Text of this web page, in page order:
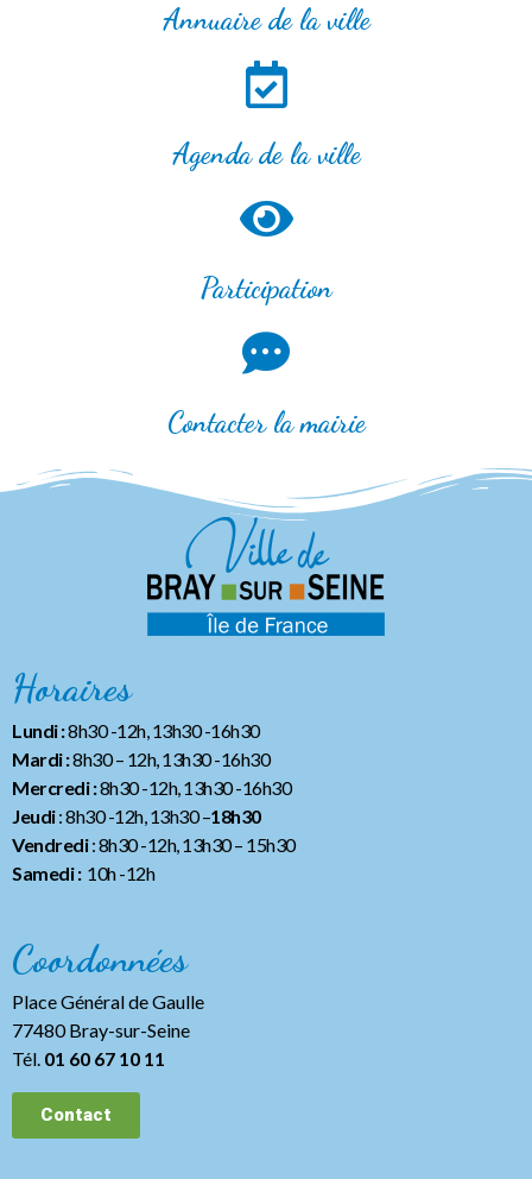
Annuaire de la ville
Agenda de la ville
Participation
Contacter la mairie
Horaires
Lundi :8h30 -12h, 13h30 -16h30
Mardi :8h30 – 12h, 13h30 -16h30
Mercredi :8h30 -12h, 13h30 -16h30
Jeudi: 8h30 -12h, 13h30 –18h30
Vendredi: 8h30 -12h, 13h30– 15h30
Samedi :10h -12h
Coordonnées
Place Général de Gaulle
77480 Bray-sur-Seine
Tél. 01 60 67 10 11
Contact